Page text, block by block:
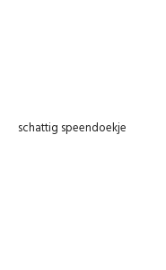
schattig speendoekje